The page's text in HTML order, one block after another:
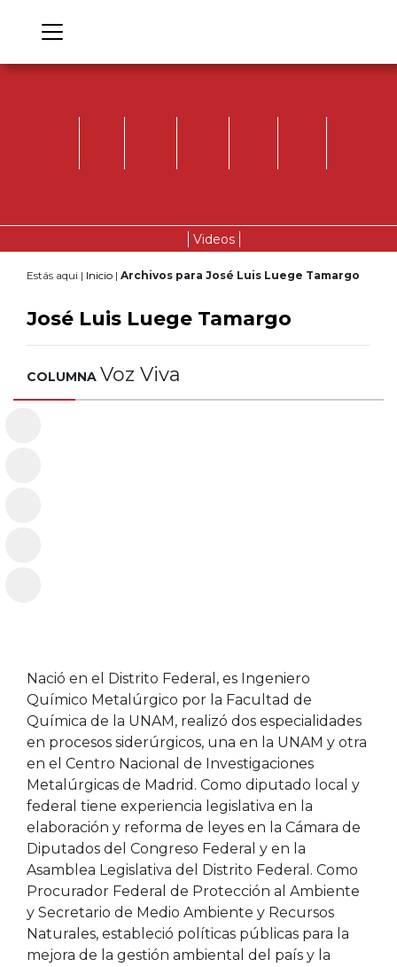
Videos
Estás aqui | Inicio | Archivos para José Luis Luege Tamargo
José Luis Luege Tamargo
COLUMNA Voz Viva
Nació en el Distrito Federal, es Ingeniero
Químico Metalúrgico por la Facultad de
Química de la UNAM, realizó dos especialidades
en procesos siderúrgicos, una en la UNAM y otra
en el Centro Nacional de Investigaciones
Metalúrgicas de Madrid. Como diputado local y
federal tiene experiencia legislativa en la
elaboración y reforma de leyes en la Cámara de
Diputados del Congreso Federal y en la
Asamblea Legislativa del Distrito Federal. Como
Procurador Federal de Protección al Ambiente
y Secretario de Medio Ambiente y Recursos
Naturales, estableció políticas públicas para la
mejora de la gestión ambiental del país y la